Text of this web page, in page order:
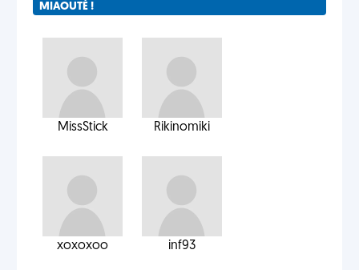
MIAOUTÉ !
MissStick Rikinomiki
xoxoxoo inf93